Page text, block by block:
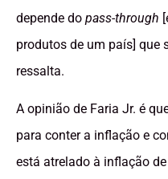
depende do pass-through
produtos de um país] que
ressalta.
A opinião de Faria Jr. é
para conter a inflação e
está atrelado à inflação